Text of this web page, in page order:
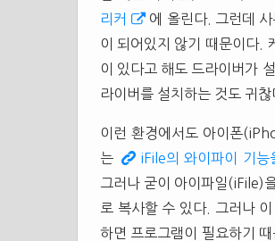
리커
에 올린다. 그런데
이 되어있지 않기 때문이다.
이 있다고 해도 드라이버가
라이버를 설치하는 것도 귀찮
이런 환경에서도 아이폰
는
iFile의 와이파이 기능
그러나 굳이 아이파일(iFile)
로 복사할 수 있다. 그러나
하면 프로그램이 필요하기